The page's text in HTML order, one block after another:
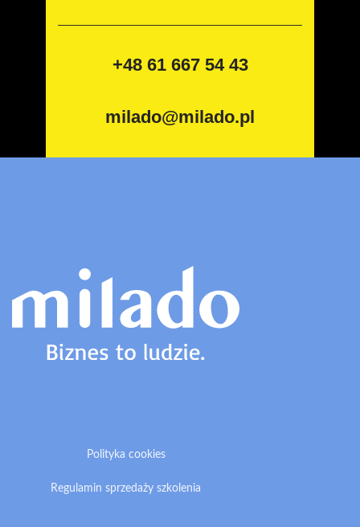
+48 61 667 54 43
milado@milado.pl
Polityka cookies
Regulamin sprzedaży szkolenia